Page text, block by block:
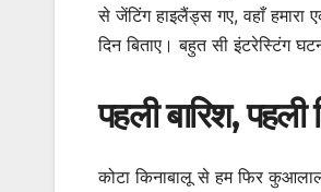
से जेंटिंग हाइलैंड्स गए, वहाँ
दिन बिताए। बहुत सी इंटरेस्टिंग
पहली बारिश,
कोटा किनाबालू से हम फिर